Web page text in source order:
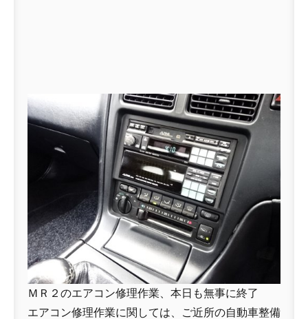
ＭＲ２のエアコン修理作業、本日も無事に終了
エアコン修理作業に関しては、ご近所の自動車整備